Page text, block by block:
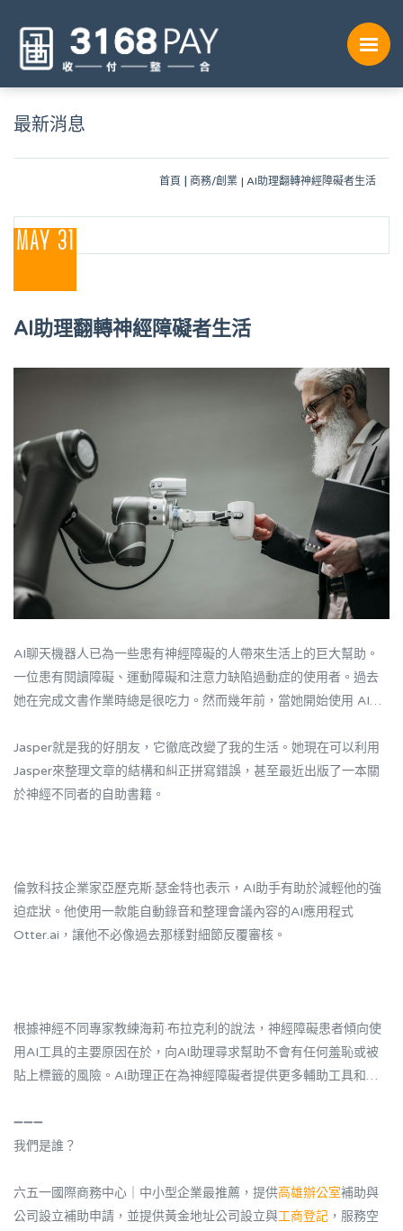
最新消息
首頁 商務/創業 AI助理翻轉神經障礙者生活
MAY 31
AI助理翻轉神經障礙者生活
AI聊天機器人已為一些患有神經障礙的人帶來生活上的巨大幫助。
一位患有閱讀障礙、運動障礙和注意力缺陷過動症的使用者。過去
她在完成文書作業時總是很吃力。然而幾年前，當她開始使用 AI助
Jasper就是我的好朋友，它徹底改變了我的生活。她現在可以利用
Jasper來整理文章的結構和糾正拼寫錯誤，甚至最近出版了一本關
於神經不同者的自助書籍。
倫敦科技企業家亞歷克斯·瑟金特也表示，AI助手有助於減輕他的強
迫症狀。他使用一款能自動錄音和整理會議內容的AI應用程式
Otter.ai，讓他不必像過去那樣對細節反覆審核。
根據神經不同專家教練海莉·布拉克利的說法，神經障礙患者傾向使
用AI工具的主要原因在於，向AI助理尋求幫助不會有任何羞恥或被
貼上標籤的風險。AI助理正在為神經障礙者提供更多輔助工具和溝
困難，從而獲得翻天覆地的改變。
➖➖➖
我們是誰？
六五一國際商務中心｜中小型企業最推薦，提供高雄辦公室補助與
公司設立補助申請，並提供黃金地址公司設立與工商登記 ，服務空